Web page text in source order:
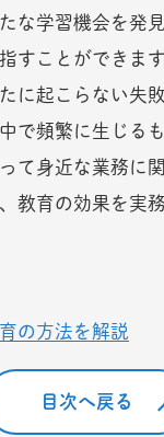
な学習機会を発
すことができま
に起こらない失
で頻繁に生じる
て身近な業務に
教育の効果を実
の方法を解説
目次へ戻る